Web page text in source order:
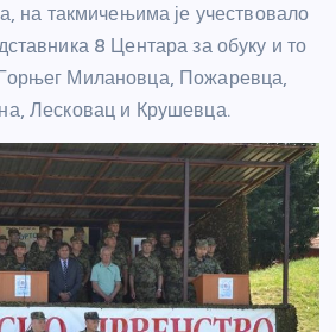
на такмичењима је учествовало
8 Центара за обуку и то
Милановца, Пожаревца,
Лесковац и Крушевца.